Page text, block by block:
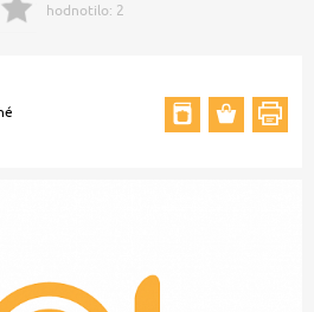
hodnotilo: 2